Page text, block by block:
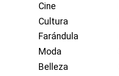
Cine
Cultura
Farándula
Moda
Belleza